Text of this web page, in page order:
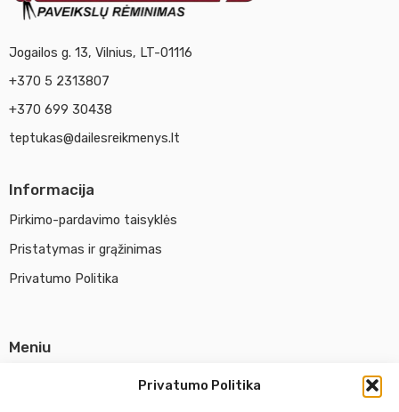
Privatumo Politika
Jogailos g. 13, Vilnius, LT-01116
+370 5 2313807
+370 699 30438
teptukas@dailesreikmenys.lt
Informacija
Pirkimo-pardavimo taisyklės
Pristatymas ir grąžinimas
Privatumo Politika
Meniu